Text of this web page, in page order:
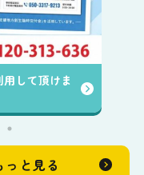
して頂けま
と見る